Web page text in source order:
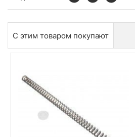
С этим товаром покупают